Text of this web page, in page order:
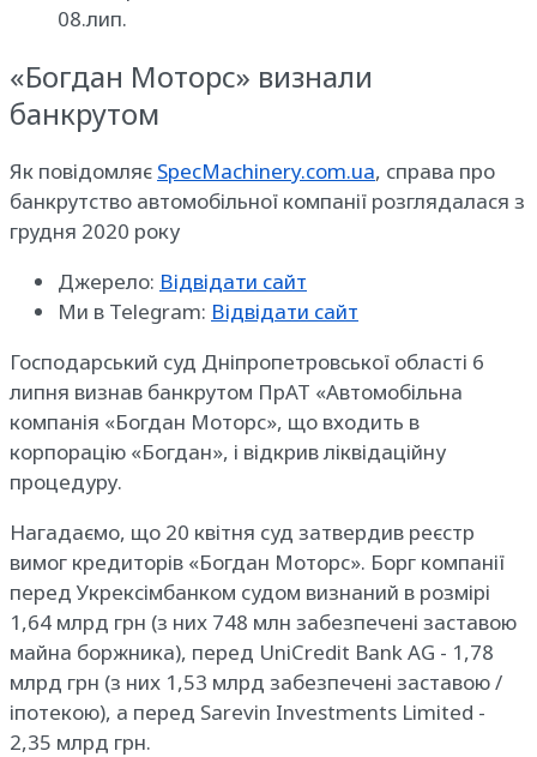
08.лип.
«Богдан Моторс» визнали
банкрутом
Як повідомляє SpecMachinery.com.ua, справа про
банкрутство автомобільної компанії розглядалася з
грудня 2020 року
Джерело: Відвідати сайт
Ми в Telegram: Відвідати сайт
Господарський суд Дніпропетровської області 6
липня визнав банкрутом ПрАТ «Автомобільна
компанія «Богдан Моторс», що входить в
корпорацію «Богдан», і відкрив ліквідаційну
процедуру.
Нагадаємо, що 20 квітня суд затвердив реєстр
вимог кредиторів «Богдан Моторс». Борг компанії
перед Укрексімбанком судом визнаний в розмірі
1,64 млрд грн (з них 748 млн забезпечені заставою
майна боржника), перед UniCredit Bank AG - 1,78
млрд грн (з них 1,53 млрд забезпечені заставою /
іпотекою), а перед Sarevin Investments Limited -
2,35 млрд грн.